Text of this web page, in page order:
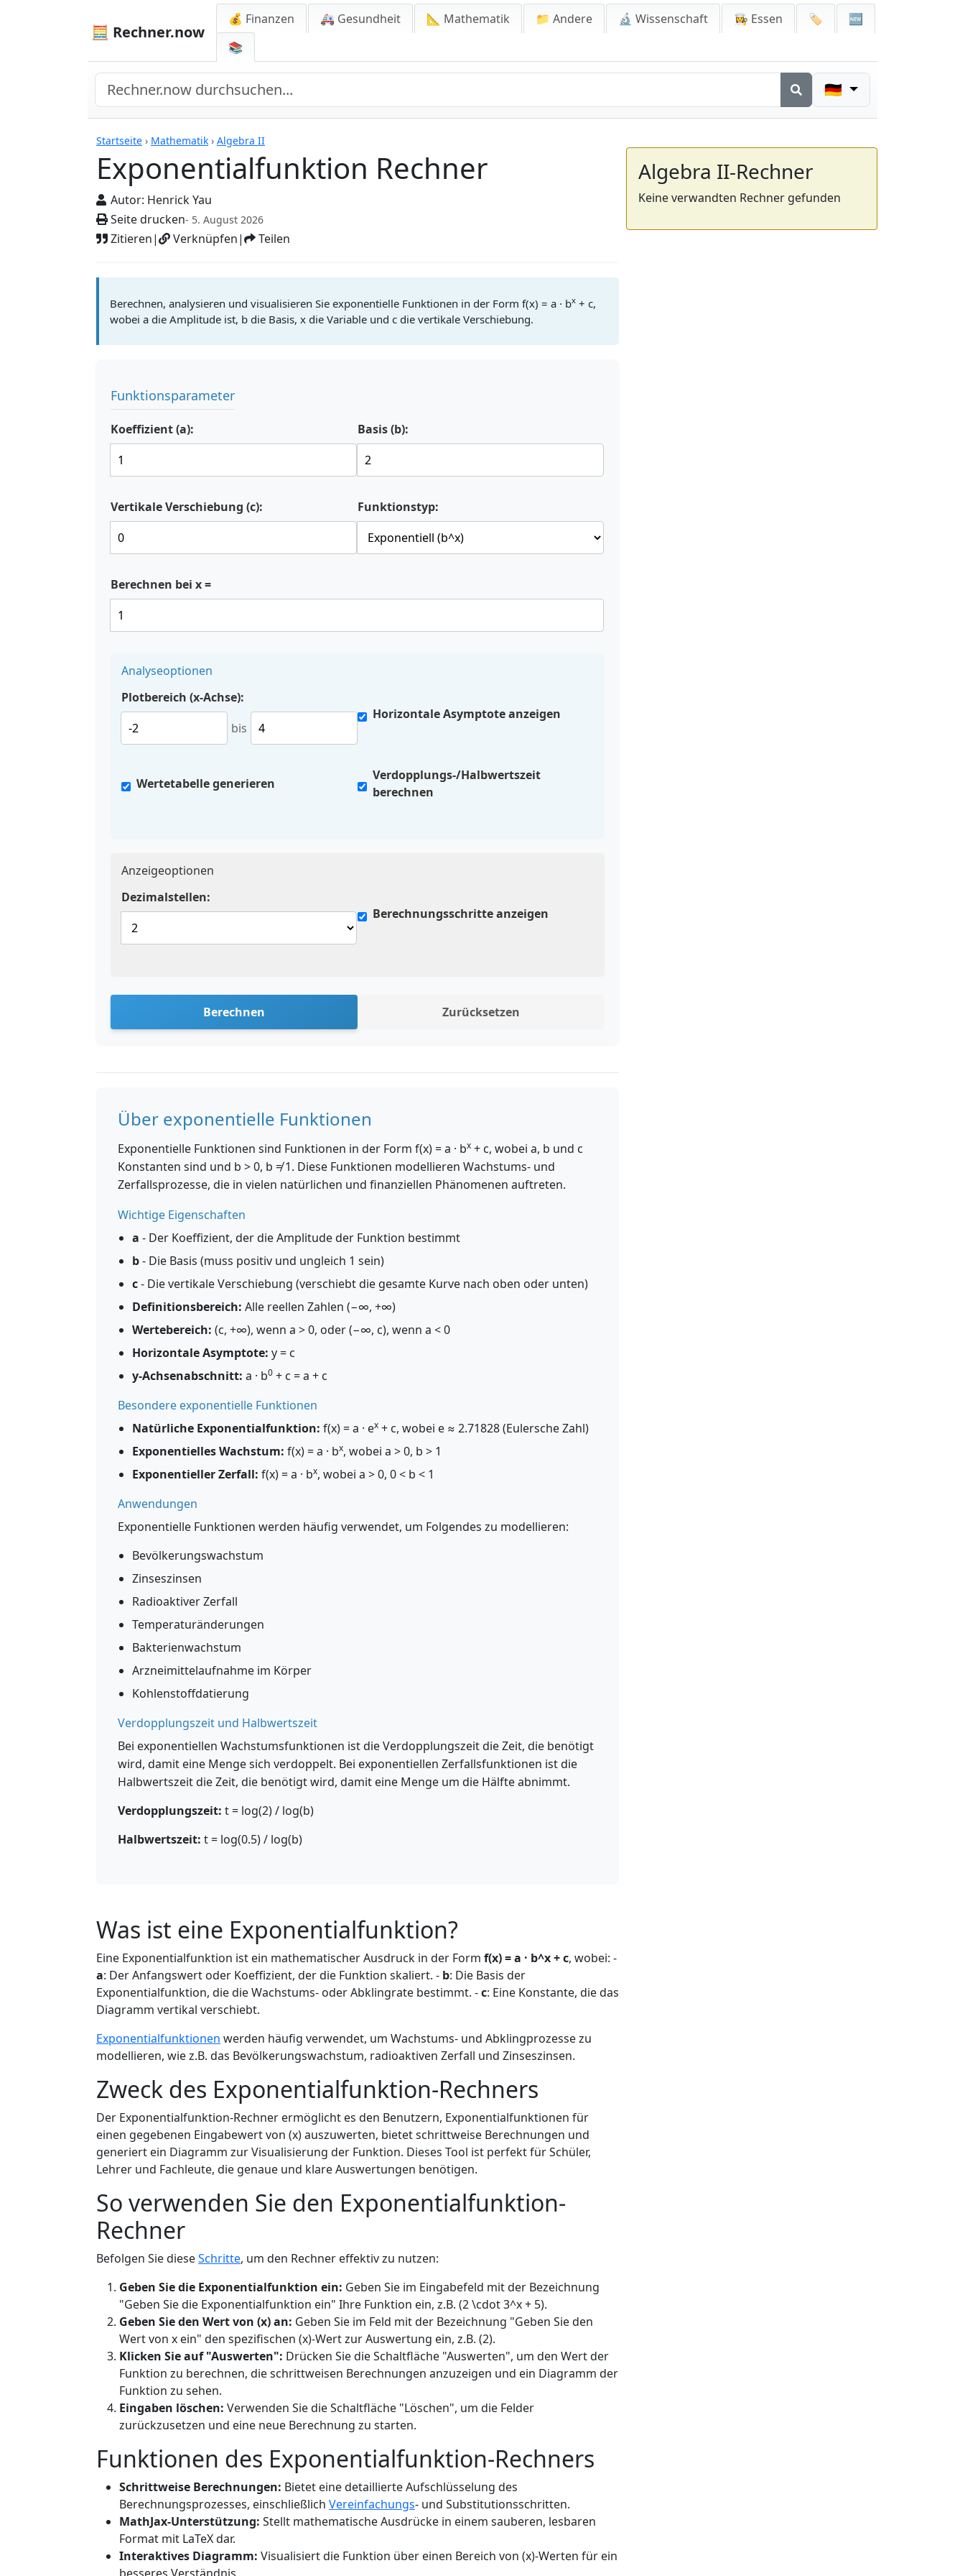
🧮 Rechner.now
💰 Finanzen 🚑 Gesundheit 📐 Mathematik 📁 Andere 🔬 Wissenschaft 👩‍🍳 Essen 🏷️
🆕
📚
🇩🇪
Startseite › Mathematik › Algebra II
Exponentialfunktion Rechner
Autor: Henrick Yau
Seite drucken- 5. August 2026
Zitieren| Verknüpfen| Teilen
Rechner
Berechnen, analysieren und visualisieren Sie exponentielle Funktionen in der Form f(x) = a · bx + c,
wobei a die Amplitude ist, b die Basis, x die Variable und c die vertikale Verschiebung.
Funktionsparameter
Koeffizient (a): Basis (b):
Vertikale Verschiebung (c): Funktionstyp:
Berechnen bei x =
Analyseoptionen
Plotbereich (x-Achse):
bis
Horizontale Asymptote anzeigen
Wertetabelle generieren
Verdopplungs-/Halbwertszeit
berechnen
Anzeigeoptionen
Dezimalstellen:
Berechnungsschritte anzeigen
Berechnen Zurücksetzen
Über exponentielle Funktionen
Exponentielle Funktionen sind Funktionen in der Form f(x) = a · bx + c, wobei a, b und c
Konstanten sind und b > 0, b ≠ 1. Diese Funktionen modellieren Wachstums- und
Zerfallsprozesse, die in vielen natürlichen und finanziellen Phänomenen auftreten.
Wichtige Eigenschaften
a - Der Koeffizient, der die Amplitude der Funktion bestimmt
b- Die Basis (muss positiv und ungleich 1 sein)
c- Die vertikale Verschiebung (verschiebt die gesamte Kurve nach oben oder unten)
Definitionsbereich: Alle reellen Zahlen (−∞, +∞)
Wertebereich: (c, +∞), wenn a > 0, oder (−∞, c), wenn a < 0
Horizontale Asymptote: y = c
y-Achsenabschnitt: a · b0 + c = a + c
Besondere exponentielle Funktionen
Natürliche Exponentialfunktion: f(x) = a · ex + c, wobei e ≈ 2.71828 (Eulersche Zahl)
Exponentielles Wachstum: f(x) = a · bx, wobei a > 0, b > 1
Exponentieller Zerfall: f(x) = a · bx, wobei a > 0, 0 < b < 1
Anwendungen
Exponentielle Funktionen werden häufig verwendet, um Folgendes zu modellieren:
Bevölkerungswachstum
Zinseszinsen
Radioaktiver Zerfall
Temperaturänderungen
Bakterienwachstum
Arzneimittelaufnahme im Körper
Kohlenstoffdatierung
Verdopplungszeit und Halbwertszeit
Bei exponentiellen Wachstumsfunktionen ist die Verdopplungszeit die Zeit, die benötigt
wird, damit eine Menge sich verdoppelt. Bei exponentiellen Zerfallsfunktionen ist die
Halbwertszeit die Zeit, die benötigt wird, damit eine Menge um die Hälfte abnimmt.
Verdopplungszeit: t = log(2) / log(b)
Halbwertszeit: t = log(0.5) / log(b)
Was ist eine Exponentialfunktion?
Eine Exponentialfunktion ist ein mathematischer Ausdruck in der Form f(x) = a · b^x + c, wobei: -
a: Der Anfangswert oder Koeffizient, der die Funktion skaliert. - b: Die Basis der
Exponentialfunktion, die die Wachstums- oder Abklingrate bestimmt. -c: Eine Konstante, die das
Diagramm vertikal verschiebt.
Exponentialfunktionen werden häufig verwendet, um Wachstums- und Abklingprozesse zu
modellieren, wie z.B. das Bevölkerungswachstum, radioaktiven Zerfall und Zinseszinsen.
Zweck des Exponentialfunktion-Rechners
Der Exponentialfunktion-Rechner ermöglicht es den Benutzern, Exponentialfunktionen für
einen gegebenen Eingabewert von (x) auszuwerten, bietet schrittweise Berechnungen und
generiert ein Diagramm zur Visualisierung der Funktion. Dieses Tool ist perfekt für Schüler,
Lehrer und Fachleute, die genaue und klare Auswertungen benötigen.
So verwenden Sie den Exponentialfunktion-
Rechner
Befolgen Sie dieseSchritte, um den Rechner effektiv zu nutzen:
Geben Sie die Exponentialfunktion ein: Geben Sie im Eingabefeld mit der Bezeichnung
"Geben Sie die Exponentialfunktion ein" Ihre Funktion ein, z.B. (2 \cdot 3^x + 5).
Geben Sie den Wert von (x) an: Geben Sie im Feld mit der Bezeichnung "Geben Sie den
Wert von x ein" den spezifischen (x)-Wert zur Auswertung ein, z.B. (2).
Klicken Sie auf "Auswerten": Drücken Sie die Schaltfläche "Auswerten", um den Wert der
Funktion zu berechnen, die schrittweisen Berechnungen anzuzeigen und ein Diagramm der
Funktion zu sehen.
Eingaben löschen: Verwenden Sie die Schaltfläche "Löschen", um die Felder
zurückzusetzen und eine neue Berechnung zu starten.
Funktionen des Exponentialfunktion-Rechners
Schrittweise Berechnungen: Bietet eine detaillierte Aufschlüsselung des
Berechnungsprozesses, einschließlich Vereinfachungs- und Substitutionsschritten.
MathJax-Unterstützung: Stellt mathematische Ausdrücke in einem sauberen, lesbaren
Format mit LaTeX dar.
Interaktives Diagramm: Visualisiert die Funktion über einen Bereich von (x)-Werten für ein
Algebra II-Rechner
Keine verwandten Rechner gefunden